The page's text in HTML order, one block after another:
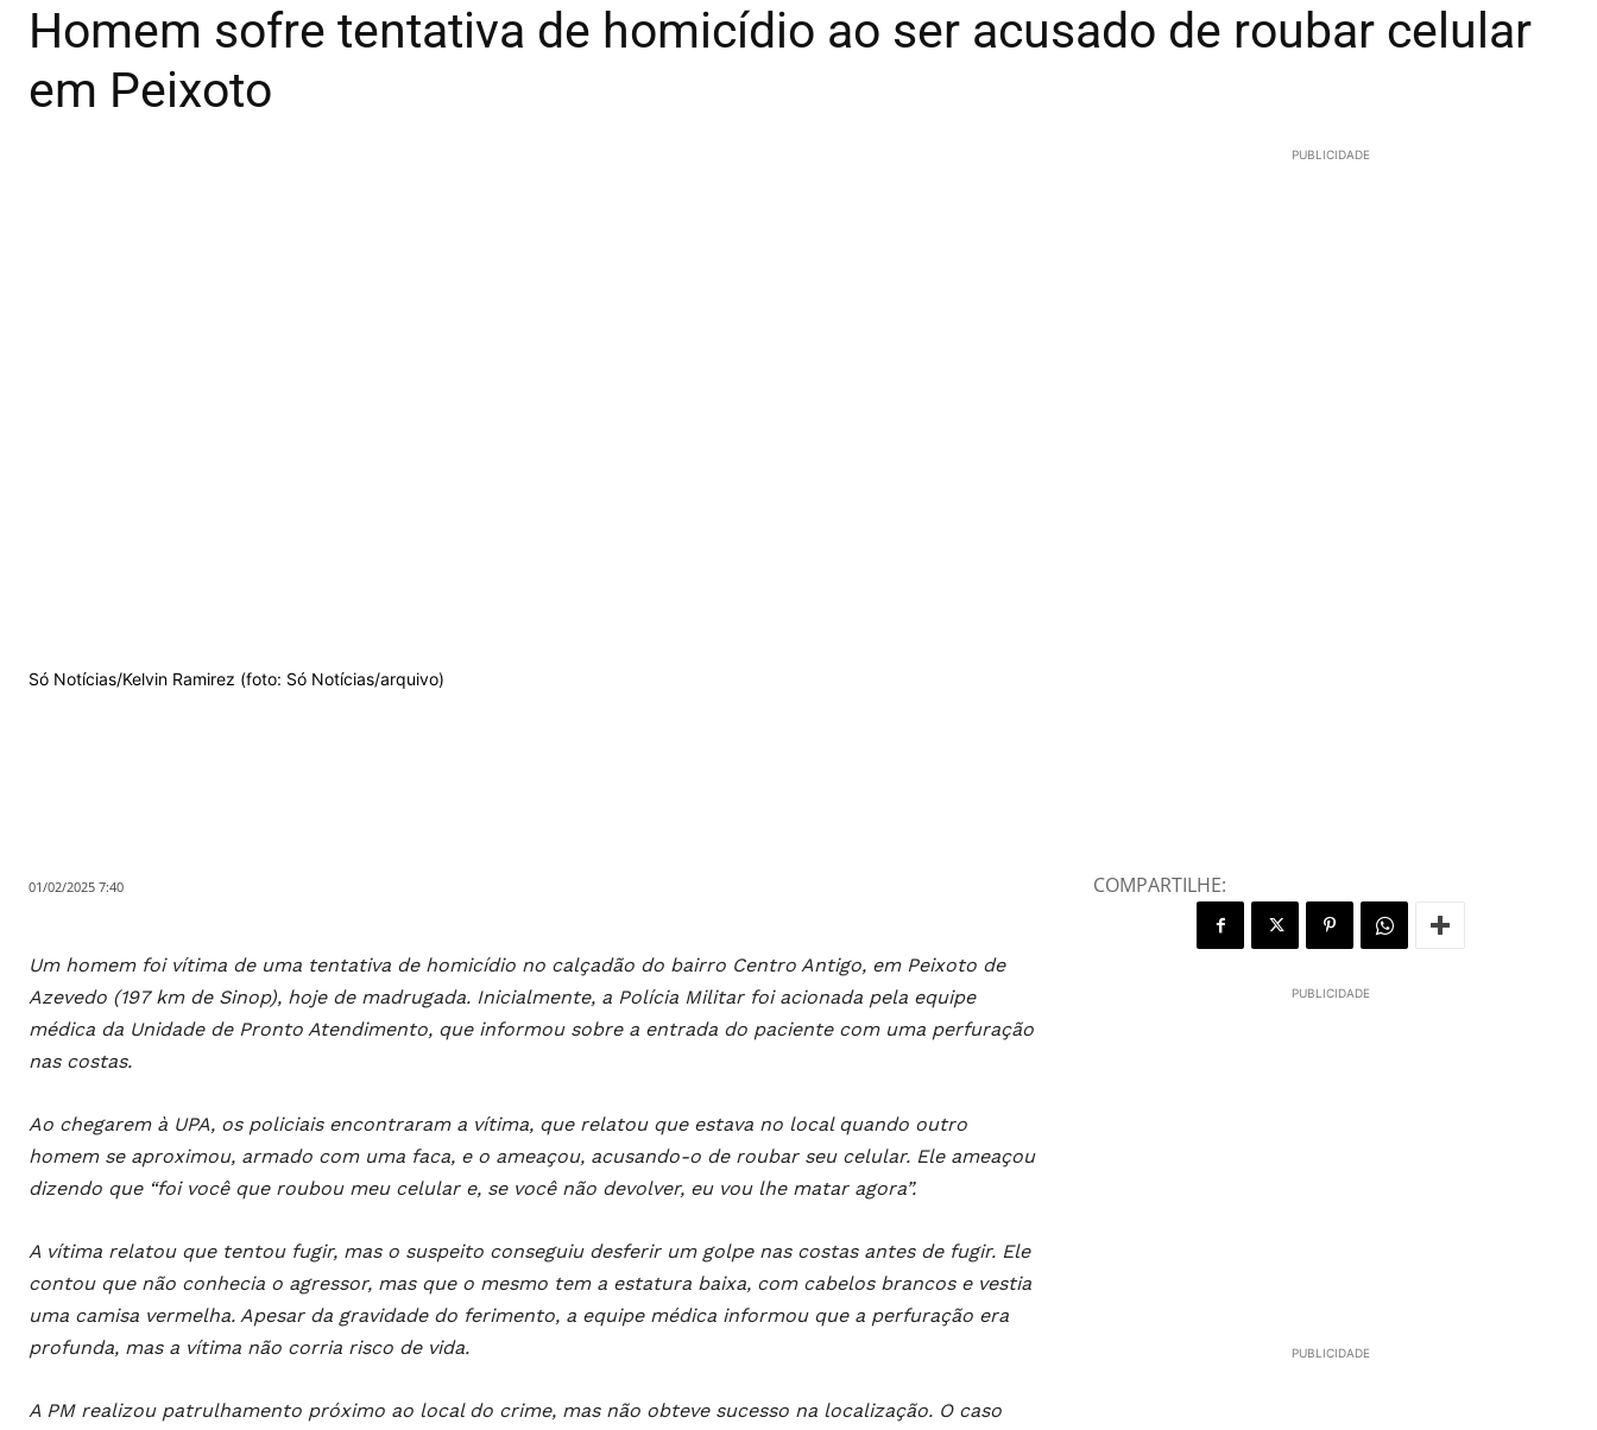
Homem sofre tentativa de homicídio ao ser acusado de roubar celular
em Peixoto
PUBLICIDADE
Só Notícias/Kelvin Ramirez (foto: Só Notícias/arquivo)
01/02/2025 7:40
Um homem foi vítima de uma tentativa de homicídio no calçadão do bairro Centro Antigo, em Peixoto de
Azevedo (197 km de Sinop), hoje de madrugada. Inicialmente, a Polícia Militar foi acionada pela equipe
médica da Unidade de Pronto Atendimento, que informou sobre a entrada do paciente com uma perfuração
nas costas.
Ao chegarem à UPA, os policiais encontraram a vítima, que relatou que estava no local quando outro
homem se aproximou, armado com uma faca, e o ameaçou, acusando-o de roubar seu celular. Ele ameaçou
dizendo que “foi você que roubou meu celular e, se você não devolver, eu vou lhe matar agora”.
A vítima relatou que tentou fugir, mas o suspeito conseguiu desferir um golpe nas costas antes de fugir. Ele
contou que não conhecia o agressor, mas que o mesmo tem a estatura baixa, com cabelos brancos e vestia
uma camisa vermelha. Apesar da gravidade do ferimento, a equipe médica informou que a perfuração era
profunda, mas a vítima não corria risco de vida.
A PM realizou patrulhamento próximo ao local do crime, mas não obteve sucesso na localização. O caso
COMPARTILHE:
PUBLICIDADE
PUBLICIDADE